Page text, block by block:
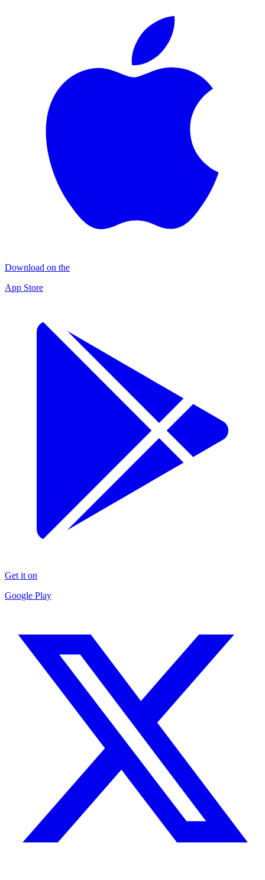
Download on the
App Store
Get it on
Google Play